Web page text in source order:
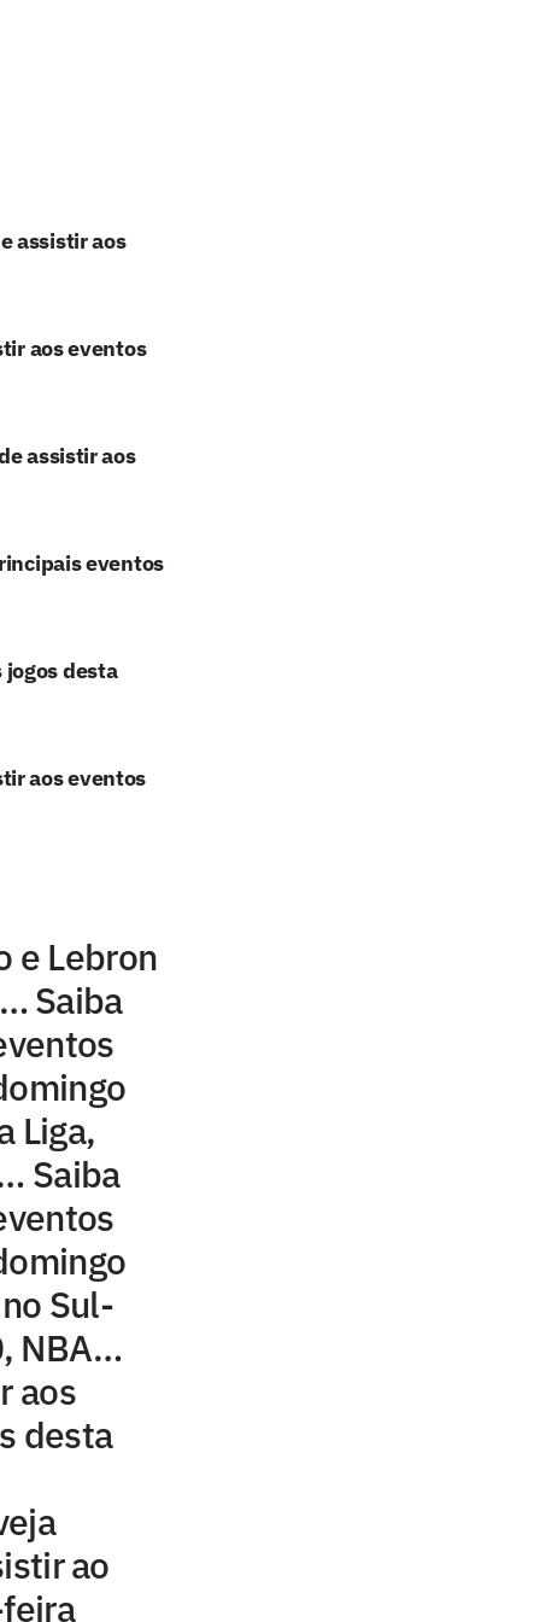
assistir aos
aos eventos
assistir aos
eventos
desta
aos eventos
e Lebron
Saiba
Liga,
Saiba
Sul-
NBA…
aos
desta
ao